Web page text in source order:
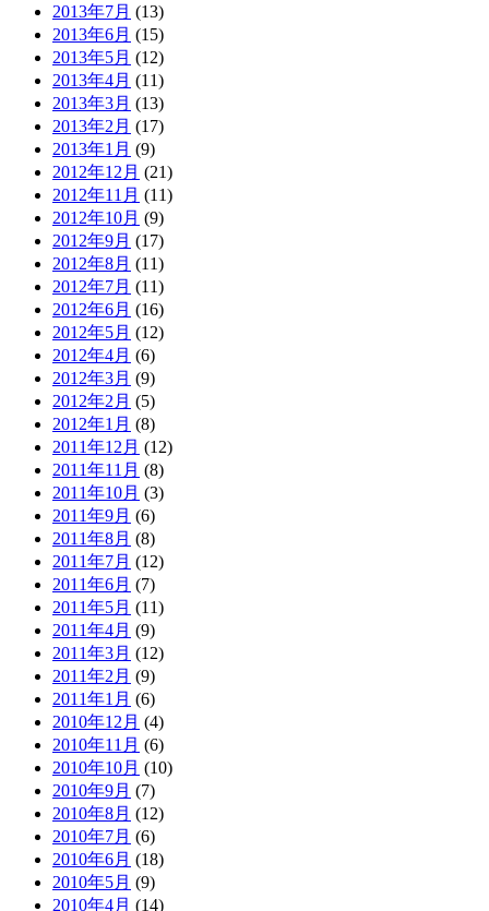
2013年7月 (13)
2013年6月 (15)
2013年5月 (12)
2013年4月 (11)
2013年3月 (13)
2013年2月 (17)
2013年1月 (9)
2012年12月 (21)
2012年11月 (11)
2012年10月 (9)
2012年9月 (17)
2012年8月 (11)
2012年7月 (11)
2012年6月 (16)
2012年5月 (12)
2012年4月 (6)
2012年3月 (9)
2012年2月 (5)
2012年1月 (8)
2011年12月 (12)
2011年11月 (8)
2011年10月 (3)
2011年9月 (6)
2011年8月 (8)
2011年7月 (12)
2011年6月 (7)
2011年5月 (11)
2011年4月 (9)
2011年3月 (12)
2011年2月 (9)
2011年1月 (6)
2010年12月 (4)
2010年11月 (6)
2010年10月 (10)
2010年9月 (7)
2010年8月 (12)
2010年7月 (6)
2010年6月 (18)
2010年5月 (9)
2010年4月 (14)